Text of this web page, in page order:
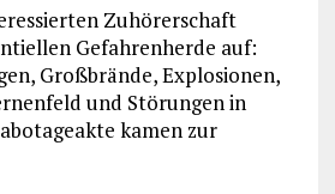
Zuhörerschaft
Gefahrenherde auf:
Großbrände, Explosionen,
und Störungen in
kamen zur